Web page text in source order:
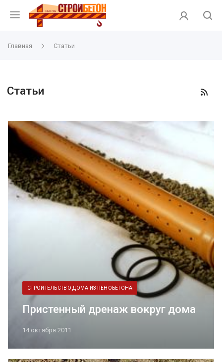
Главная Статьи
Статьи
СТРОИТЕЛЬСТВО ДОМА ИЗ ПЕНОБЕТОНА
Пристенный дренаж вокруг дома
14 октября 2011